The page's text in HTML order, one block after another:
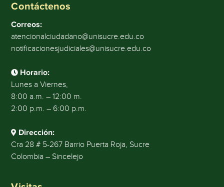
Contáctenos
Correos:
atencionalciudadano@unisucre.edu.co
notificacionesjudiciales@unisucre.edu.co
Horario:
Lunes a Viernes,
8:00 a.m. – 12:00 m.
2:00 p.m. – 6:00 p.m.
Dirección:
Cra 28 # 5-267 Barrio Puerta Roja, Sucre
Colombia – Sincelejo